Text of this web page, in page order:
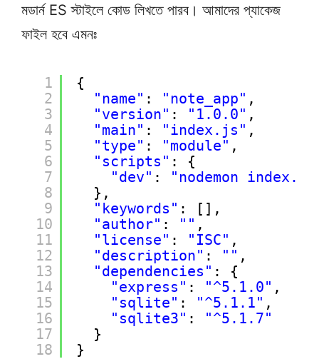
মডার্ন ES স্টাইলে কোড লিখতে পারব। আমাদের প্যাকেজ
ফাইল হবে এমনঃ
1
2
3
4
5
6
7
8
9
10
11
12
13
14
15
16
17
18
{
"name" : "note_app" ,
"version" : "1.0.0" ,
"main" : "index.js" ,
"type" : "module" ,
"scripts" : {
"dev" :
"nodemon
},
"keywords" : [],
"author" : "" ,
"license" : "ISC" ,
"description" : "" ,
"dependencies" : {
"express" : "^5.1.0" ,
"sqlite" : "^5.1.1" ,
"sqlite3" :
"^5.1.7"
}
}